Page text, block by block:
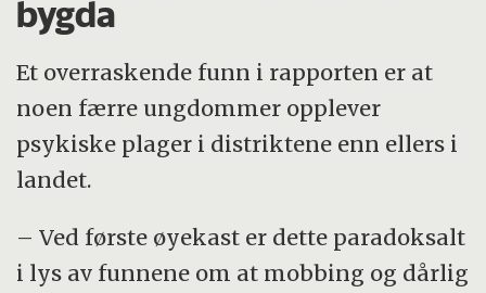
bygda
Et overraskende funn i rapporten er at
noen færre ungdommer opplever
psykiske plager i distriktene enn ellers i
landet.
– Ved første øyekast er dette paradoksalt
i lys av funnene om at mobbing og dårlig